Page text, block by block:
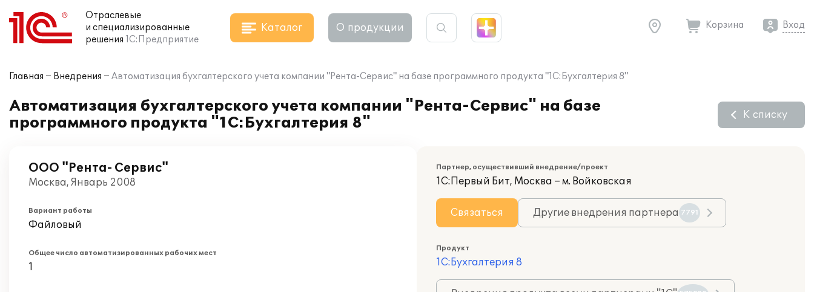
Отраслевые
и специализированные
решения 1С:Предприятие
Каталог О продукции Корзина Вход
Главная Внедрения Автоматизация бухгалтерского учета компании "Рента-Сервис" на базе программного продукта "1С:Бухгалтерия 8"
Автоматизация бухгалтерского учета компании "Рента-Сервис" на базе
программного продукта "1С:Бухгалтерия 8"
К списку
ООО "Рента- Сервис"
Москва, Январь 2008
Вариант работы
Файловый
Общее число автоматизированных рабочих мест
1
Партнер, осуществивший внедрение/проект
1С:Первый Бит, Москва – м. Войковская
Связаться Другие внедрения партнера 7791
Продукт
1С:Бухгалтерия 8